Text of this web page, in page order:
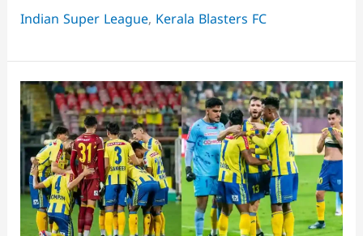
കാരണമാകുന്ന
പിഴവുകൾ
ബ്ലാസ്റ്റേഴ്‌സ്
ഒന്നാം
സ്ഥാനത്ത്,
രണ്ടാമതുള്ള
ടീമിനെക്കാൾ
ഇരട്ടി
പിഴവുകൾ
Indian Super League, Kerala Blasters FC